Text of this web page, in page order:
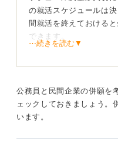
の就活スケジュールは
間就活を終えておける
できます。
ら選考がスタートして
るため、選考時期が早
てみることをおすすめ
⋯続きを読む▼
公務員と民間企業の併願を
ェックしておきましょう。
います。